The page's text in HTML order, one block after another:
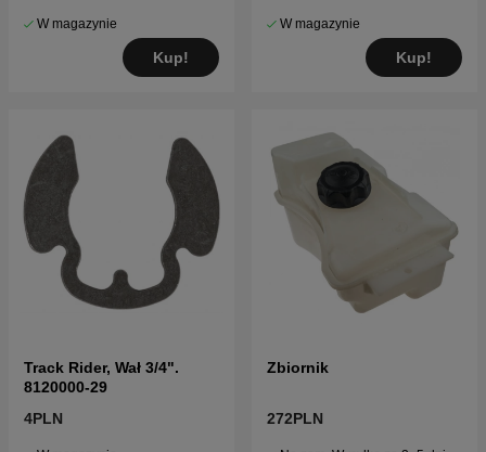
W magazynie
Kup!
W magazynie
Kup!
Track Rider, Wał 3/4".
8120000-29
4PLN
Zbiornik
272PLN